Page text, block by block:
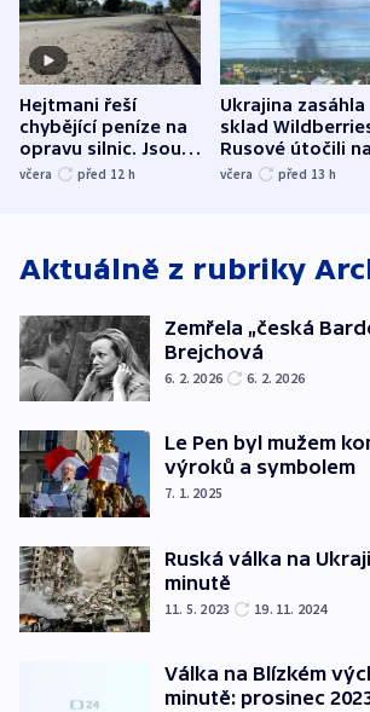
Hejtmani řeší
chybějící peníze na
opravu silnic. Jsou
nenárokové, namítá
včera před 12 h
Ukrajina zasáhla
sklad
Rusové útočili na
trh, hasiče či
včera před 13 h
Aktuálně z rubriky
Zemřela „česká
Brejchová
6. 2. 2026 6. 2. 2026
Le Pen byl mužem
výroků a symbolem
7. 1. 2025
Ruská válka na
minutě
11. 5. 2023 19. 11. 2024
Válka na Blízkém
minutě: prosinec